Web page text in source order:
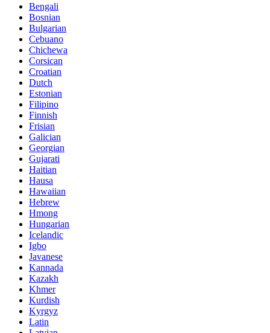
Bengali
Bosnian
Bulgarian
Cebuano
Chichewa
Corsican
Croatian
Dutch
Estonian
Filipino
Finnish
Frisian
Galician
Georgian
Gujarati
Haitian
Hausa
Hawaiian
Hebrew
Hmong
Hungarian
Icelandic
Igbo
Javanese
Kannada
Kazakh
Khmer
Kurdish
Kyrgyz
Latin